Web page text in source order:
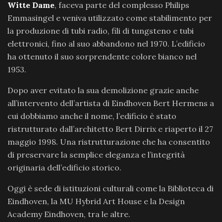
Witte Dame, faceva parte del complesso Philips
Emmasingel e veniva utilizzato come stabilimento per
la produzione di tubi radio, fili di tungsteno e tubi
elettronici, fino al suo abbandono nel 1970. L’edificio
ha ottenuto il suo sorprendente colore bianco nel
1953.
Dopo aver evitato la sua demolizione grazie anche
all’intervento dell’artista di Eindhoven Bert Hermens a
cui dobbiamo anche il nome, l’edificio è stato
ristrutturato dall’architetto Bert Dirrix e riaperto il 27
maggio 1998. Una ristrutturazione che ha consentito
di preservare la semplice eleganza e l’integrità
originaria dell’edificio storico.
Oggi è sede di istituzioni culturali come la Biblioteca di
Eindhoven, la MU Hybrid Art House e la Design
Academy Eindhoven, tra le altre.